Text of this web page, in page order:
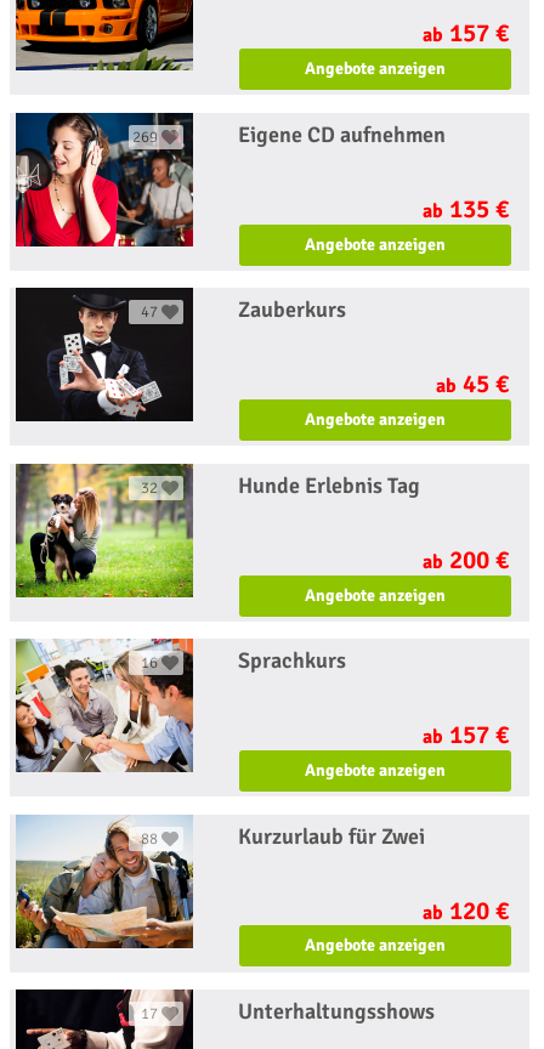
ab 157 €
Angebote anzeigen
269 Eigene CD aufnehmen
ab 135 €
Angebote anzeigen
47 Zauberkurs
ab 45 €
Angebote anzeigen
32 Hunde Erlebnis Tag
ab 200 €
Angebote anzeigen
16 Sprachkurs
ab 157 €
Angebote anzeigen
88 Kurzurlaub für Zwei
ab 120 €
Angebote anzeigen
17 Unterhaltungsshows